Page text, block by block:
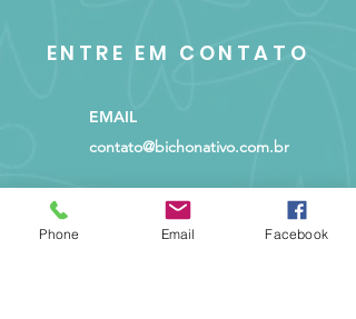
ENTRE EM CONTATO
EMAIL
contato@bichonativo.com.br
TELEFONE
(98) 98402-4904
Phone Email Facebook